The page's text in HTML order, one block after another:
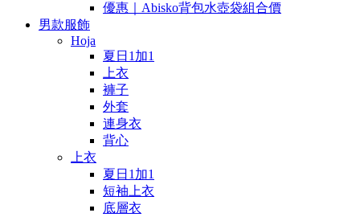
優惠｜Abisko背包水壺袋組合價
男款服飾
Hoja
夏日1加1
上衣
褲子
外套
連身衣
背心
上衣
夏日1加1
短袖上衣
底層衣